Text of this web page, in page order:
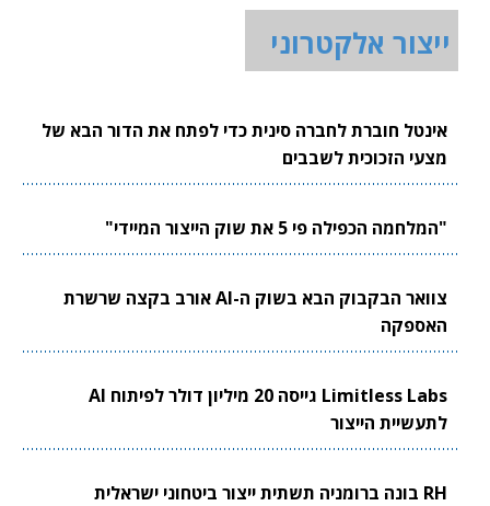
ייצור אלקטרוני
אינטל חוברת לחברה סינית כדי לפתח את הדור הבא של
מצעי הזכוכית לשבבים
"המלחמה הכפילה פי 5 את שוק הייצור המיידי"
צוואר הבקבוק הבא בשוק ה-AI אורב בקצה שרשרת
האספקה
Limitless Labs גייסה 20 מיליון דולר לפיתוח AI
לתעשיית הייצור
RH בונה ברומניה תשתית ייצור ביטחוני ישראלית